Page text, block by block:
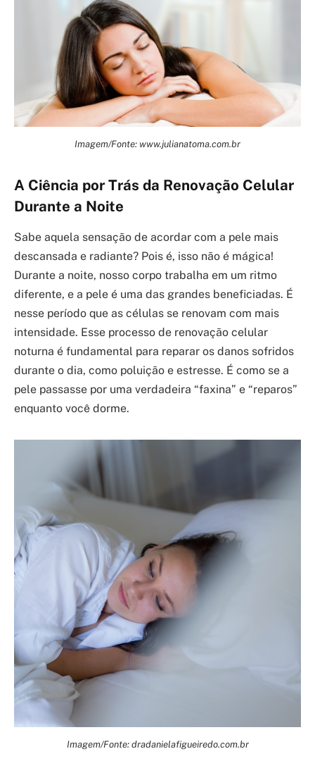
Imagem/Fonte: www.julianatoma.com.br
A Ciência por Trás da Renovação Celular
Durante a Noite
Sabe aquela sensação de acordar com a pele mais
descansada e radiante? Pois é, isso não é mágica!
Durante a noite, nosso corpo trabalha em um ritmo
diferente, e a pele é uma das grandes beneficiadas. É
nesse período que as células se renovam com mais
intensidade. Esse processo de renovação celular
noturna é fundamental para reparar os danos sofridos
durante o dia, como poluição e estresse. É como se a
pele passasse por uma verdadeira “faxina” e “reparos”
enquanto você dorme.
Imagem/Fonte: dradanielafigueiredo.com.br